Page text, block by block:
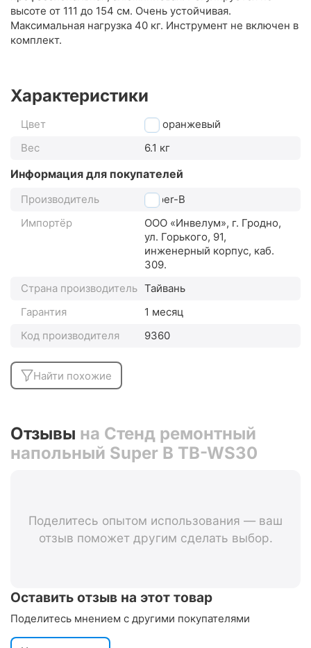
высоте от 111 до 154 см. Очень устойчивая.
Максимальная нагрузка 40 кг. Инструмент не включен в
комплект.
Характеристики
Цвет
оранжевый
Вес
6.1 кг
Информация для покупателей
Производитель
Super-B
Импортёр
ООО «Инвелум», г. Гродно,
ул. Горького, 91,
инженерный корпус, каб.
309.
Страна производитель Тайвань
Гарантия
1 месяц
Код производителя
9360
Найти похожие
Отзывы на Стенд ремонтный
напольный Super B TB-WS30
Поделитесь опытом использования — ваш
отзыв поможет другим сделать выбор.
Оставить отзыв на этот товар
Поделитесь мнением с другими покупателями